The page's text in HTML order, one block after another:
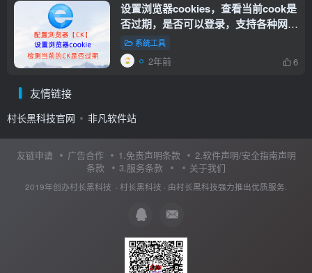
设置浏览器cookies，查看当前cook是
否过期，是否可以登录，支持各种网站
设置cookies，CK植入浏览器
入浏览器】
系统工具
2年前 6
友情链接
村长黑科技官网 非凡软件站
友链申请 广告合作 1.免责声明条款
2.软件声明/安全指南声明
条款
3.服务条款 关于我们
2019年创办村长黑科技 · 村长黑科技 · 由村长黑科技强力推出优质服务.